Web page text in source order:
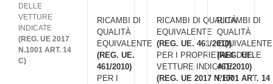
RICAMBI DI
QUALITÀ
EQUIVALENTE
(REG. UE.
461/2010)
PER I
RICAMBI DI QUALITÀ
EQUIVALENTE
(REG. UE. 461/2010)
PER I PROPRIETARI DELLE
VETTURE INDICATE
(REG. UE 2017 N.1001 ART. 14
RICAMBI DI
QUALITÀ
EQUIVALENTE
(REG. UE.
461/2010)
PER I
DELLE
VETTURE
INDICATE
(REG. UE 2017
N.1001 ART. 14
C)